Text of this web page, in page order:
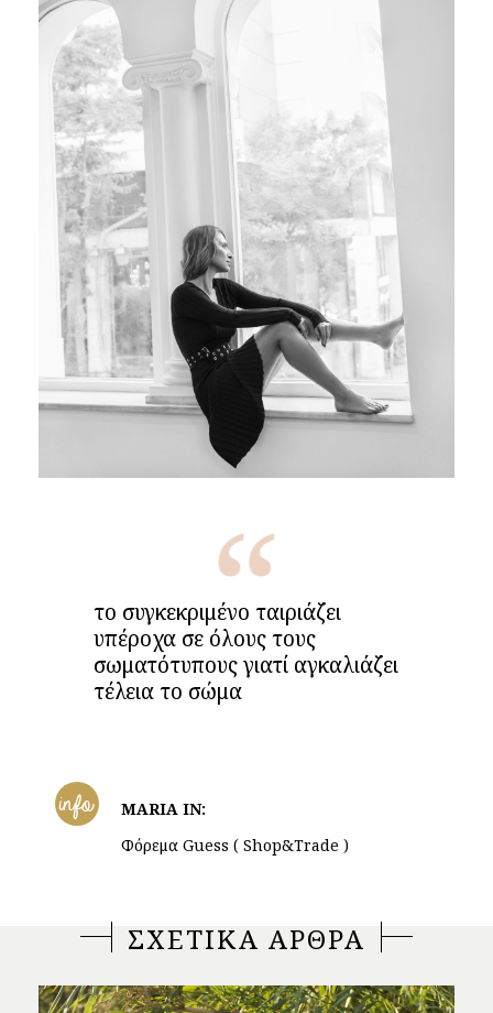
το συγκεκριμένο ταιριάζει
υπέροχα σε όλους τους
σωματότυπους γιατί αγκαλιάζει
τέλεια το σώμα
info
MARIA IN:
Φόρεμα Guess ( Shop&Trade )
ΣΧΕΤΙΚΑ ΑΡΘΡΑ